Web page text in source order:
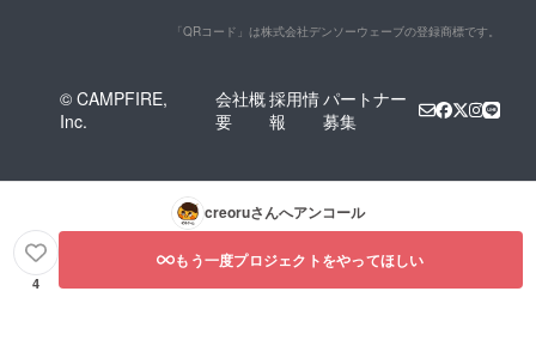
「QRコード」は株式会社デンソーウェーブの登録商標です。
© CAMPFIRE,
Inc.
会社概
要
採用情
報
パートナー
募集
creoruさんへアンコール
4
もう一度プロジェクトをやってほしい